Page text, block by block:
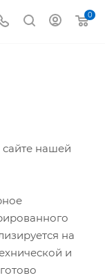
0
нашей
на
и